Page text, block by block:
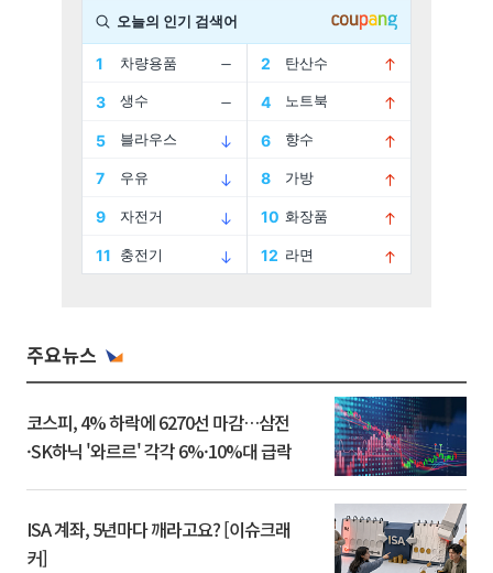
주요뉴스
코스피, 4% 하락에 6270선 마감…삼전
·SK하닉 '와르르' 각각 6%·10%대 급락
ISA 계좌, 5년마다 깨라고요? [이슈크래
커]